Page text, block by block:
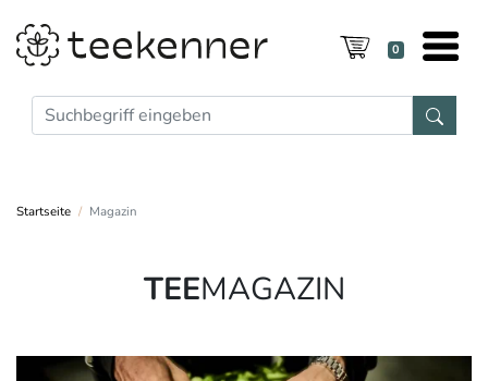
0
Startseite Magazin
TEEMAGAZIN